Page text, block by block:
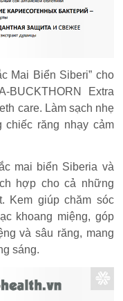
Mai Biển Siberi” cho
BUCKTHORN Extra
care. Làm sạch nhẹ
chiếc răng nhạy cảm
mai biển Siberia và
hợp cho cả những
Kem giúp chăm sóc
khoang miệng, góp
và sâu răng, mang
sáng.